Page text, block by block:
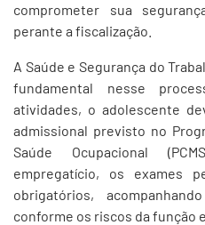
comprometer sua
perante a fiscalização.
A Saúde e Segurança do
fundamental nesse
atividades, o adolescente
admissional previsto no
Saúde Ocupacional
empregatício, os exames
obrigatórios,
conforme os riscos da função